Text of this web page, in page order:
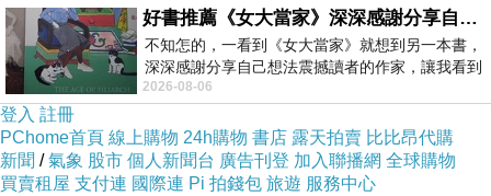
【靈鏡】有感於童博偉大的情操，成全其以性命換
和平的請求，頓時童博、童心及尹仲三人同時失去
記憶，智慧，善心及生命重新洗牌交換，換來的和
平能維持多久？有待考驗，歷史總是不斷重演著，
另一場『慈悲寬容』及『貪嗔痴怨』的掙扎挑戰正
悄悄再次展開。
好書推薦《女大當家》深深感謝分享自己想法震撼讀者的作家，讓我看到不同樣貌的家庭！
不知怎的，一看到《女大當家》就想到另一本書，
深深感謝分享自己想法震撼讀者的作家，讓我看到
不同樣貌的家庭！ 《女大
2026-08-06
登入 註冊
PChome首頁 線上購物 24h購物 書店 露天拍賣 比比昂代購
新聞 /氣象 股市 個人新聞台 廣告刊登 加入聯播網 全球購物
買賣租屋 支付連 國際連 Pi 拍錢包 旅遊 服務中心